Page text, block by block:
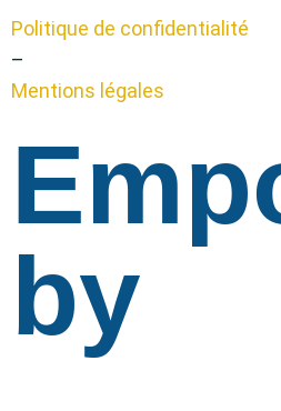
Politique de confidentialité
–
Mentions légales
by